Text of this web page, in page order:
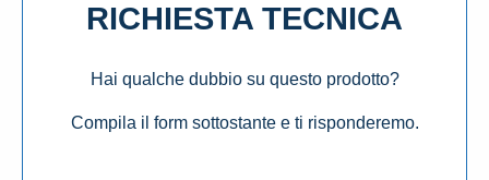
RICHIESTA TECNICA
Hai qualche dubbio su questo prodotto?
Compila il form sottostante e ti risponderemo.